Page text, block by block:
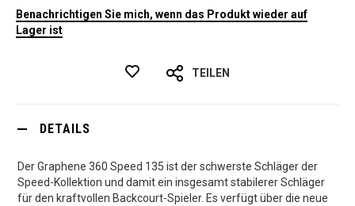
Benachrichtigen Sie mich, wenn das Produkt wieder auf
Lager ist
TEILEN
DETAILS
Der Graphene 360 Speed 135 ist der schwerste Schläger der
Speed-Kollektion und damit ein insgesamt stabilerer Schläger
für den kraftvollen Backcourt-Spieler. Es verfügt über die neue